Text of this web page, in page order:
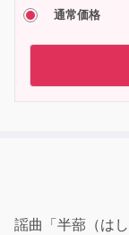
通常価格
謡曲「半蔀（は